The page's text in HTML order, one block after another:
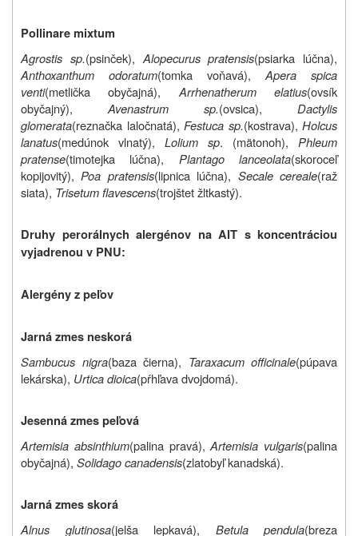
Pollinare mixtum
Agrostis sp.(psinček), Alopecurus pratensis(psiarka lúčna),
Anthoxanthum odoratum(tomka voňavá),
Apera spica
venti(metlička obyčajná), Arrhenatherum elatius(ovsík
obyčajný),
Avenastrum sp.(ovsica),
Dactylis
glomerata(reznačka laločnatá), Festuca sp.(kostrava), Holcus
lanatus(medúnok vlnatý), Lolium sp. (mätonoh),
Phleum
pratense(timotejka lúčna), Plantago lanceolata(skoroceľ
kopijovitý), Poa pratensis(lipnica lúčna), Secale cereale(raž
siata), Trisetum flavescens(trojštet žltkastý).
Druhy perorálnych alergénov na AIT s koncentráciou
vyjadrenou v PNU:
Alergény z peľov
Jarná zmes neskorá
Sambucus nigra(baza čierna), Taraxacum officinale(púpava
lekárska), Urtica dioica(pŕhľava dvojdomá).
Jesenná zmes peľová
Artemisia absinthium(palina pravá), Artemisia vulgaris(palina
obyčajná), Solidago canadensis(zlatobyľ kanadská).
Jarná zmes skorá
Alnus glutinosa(jelša lepkavá), Betula pendula(breza